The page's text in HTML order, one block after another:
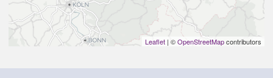
Leaflet | ©OpenStreetMapcontributors